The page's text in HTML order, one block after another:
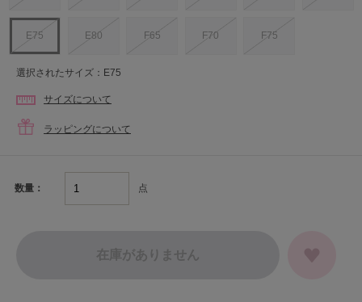
E75 E80 F65 F70 F75
選択されたサイズ：E75
サイズについて
ラッピングについて
数量： 点
在庫がありません